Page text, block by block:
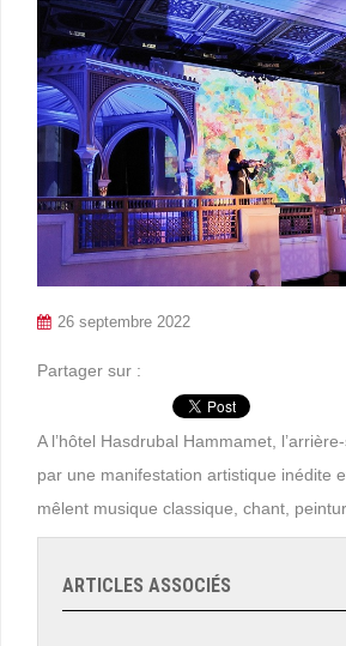
26 septembre 2022
Partager sur :
A l’hôtel Hasdrubal Hammamet,
par une manifestation artistique inédite
mêlent musique classique, chant,
ARTICLES ASSOCIÉS